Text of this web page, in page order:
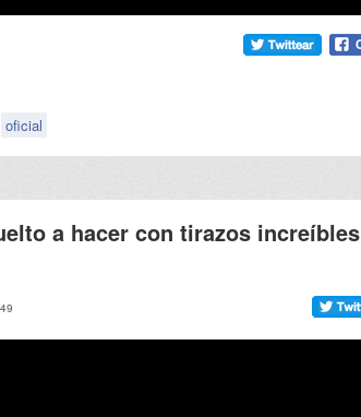
oficial
a hacer con tirazos increíbles